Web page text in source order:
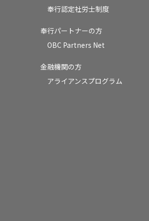
奉行認定社労士制度
奉行パートナーの方
OBC Partners Net
金融機関の方
アライアンスプログラム